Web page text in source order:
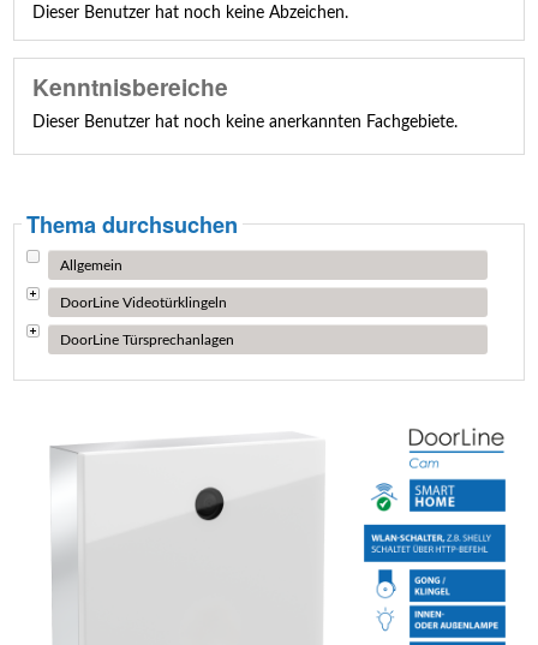
Dieser Benutzer hat noch keine Abzeichen.
Kenntnisbereiche
Dieser Benutzer hat noch keine anerkannten Fachgebiete.
Thema durchsuchen
Allgemein
DoorLine Videotürklingeln
DoorLine Türsprechanlagen